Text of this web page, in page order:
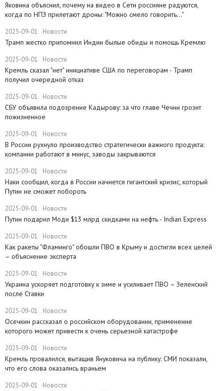
Яковина объяснил, почему на видео в Сети россияне радуются,
когда по НПЗ прилетают дроны: "Можно смело говорить..."
2025-09-01 Новости
Трамп жестко припомнил Индии былые обиды и помощь Кремлю
2025-09-01 Новости
​Кремль сказал "нет" инициативе США по переговорам - Трамп
получил очередной отказ
2025-09-01 Новости
​СБУ объявила подозрение Кадырову: за что главе Чечни грозит
пожизненное
2025-09-01 Новости
В России рухнуло производство стратегически важного продукта:
компании работают в минус, заводы закрываются
2025-09-01 Новости
Наки сообщил, когда в России начнется гигантский кризис, который
Путин не сможет побороть
2025-09-01 Новости
​Путин подарил Моди $13 млрд скидками на нефть - Indian Express
2025-09-01 Новости
Как ракеты "Фламинго" обошли ПВО в Крыму и достигли всех целей
– объяснение эксперта
2025-09-01 Новости
​Украина ускоряет подготовку к зиме и усиливает ПВО – Зеленский
после Ставки
2025-09-01 Новости
Осечкин рассказал о российском оборудовании, применение
которого может привести к очень серьезной катастрофе
2025-09-01 Новости
Кремль провалился, вытащив Януковича на публику: СМИ показали,
что его слова оказались враньем
2025-09-01 Новости